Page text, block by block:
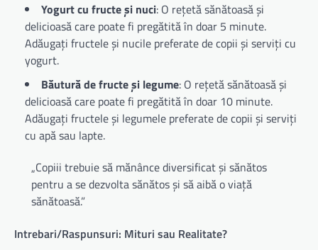
Yogurt cu fructe și nuci: O rețetă sănătoasă și
delicioasă care poate fi pregătită în doar 5 minute.
Adăugați fructele și nucile preferate de copii și serviți cu
yogurt.
Băutură de fructe și legume: O rețetă sănătoasă și
delicioasă care poate fi pregătită în doar 10 minute.
Adăugați fructele și legumele preferate de copii și serviți
cu apă sau lapte.
„Copiii trebuie să mănânce diversificat și sănătos
pentru a se dezvolta sănătos și să aibă o viață
sănătoasă.”
Intrebari/Raspunsuri: Mituri sau Realitate?